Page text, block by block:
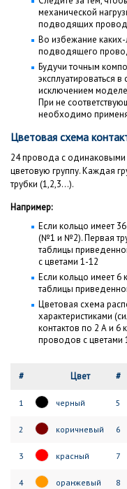
механической
подводящих
Во избежание
подводящего
Будучи точным
эксплуатироваться
исключением
При не
необходимо
Цветовая схема
24 провода с одинаковыми
цветовую группу. Каждая
трубки (1,2,3...).
Например:
Если кольцо имеет
(№1 и №2). Первая
таблицы
с цветами 1-12
Если кольцо имеет 6
таблицы
Цветовая схема
характеристиками
контактов по 2 А и 6
проводов с цветами
# Цвет #
1 черный 5
2 коричневый 6
3 красный 7
4 оранжевый 8